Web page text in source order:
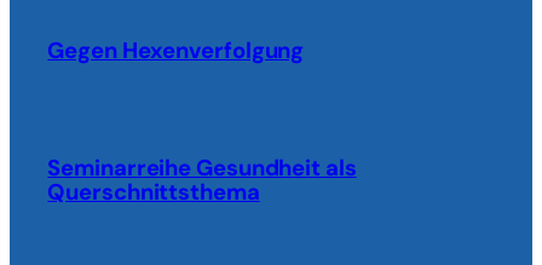
Gegen Hexenverfolgung
Seminarreihe Gesundheit als
Querschnittsthema